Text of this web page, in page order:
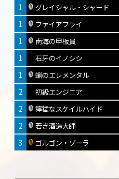
1 グレイシャル・シャード
1
ファイアフライ
1
南海の甲板員
1
石牙のイノシシ
1
蝋のエレメンタル
2
初級エンジニア
2
獰猛なスケイルハイド
2
若き酒造大師
3
ゴルゴン・ゾーラ